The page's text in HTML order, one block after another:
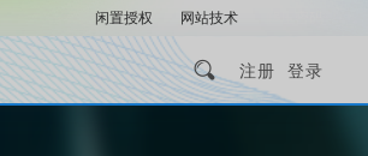
闲置授权 网站技术
注册 登录